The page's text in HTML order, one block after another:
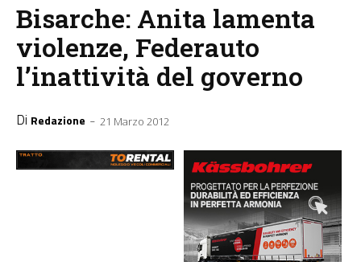
Bisarche: Anita lamenta
violenze, Federauto
l’inattività del governo
Di Redazione - 21 Marzo 2012